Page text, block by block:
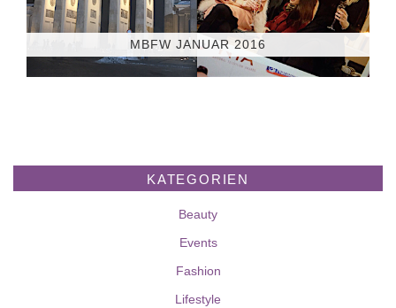
MBFW JANUAR 2016
KATEGORIEN
Beauty
Events
Fashion
Lifestyle